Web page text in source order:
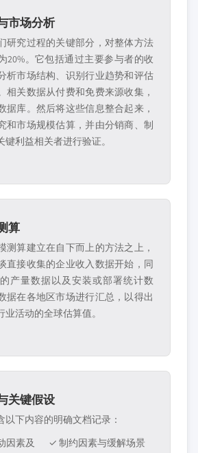
市场分析
研究过程的关键部分，对整体方法
20%。它包括通过主要参与者的收
析市场结构、识别行业趋势和评估
相关数据从付费和免费来源收集，
据库。然后将这些信息整合起来，
和市场规模估算，并由分销商、制
利益相关者进行验证。
算
测算建立在自下而上的方法之上，
直接收集的企业收入数据开始，同
产量数据以及安装或部署统计数
据在各地区市场进行汇总，以得出
活动的全球估算值。
关键假设
以下内容的明确文档记录：
因素及
✓ 制约因素与缓解场景